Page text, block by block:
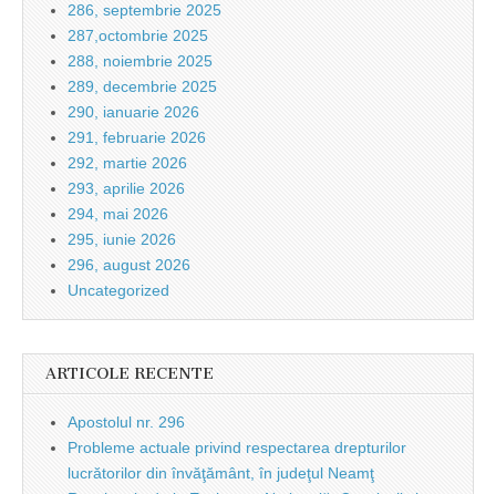
286, septembrie 2025
287,octombrie 2025
288, noiembrie 2025
289, decembrie 2025
290, ianuarie 2026
291, februarie 2026
292, martie 2026
293, aprilie 2026
294, mai 2026
295, iunie 2026
296, august 2026
Uncategorized
ARTICOLE RECENTE
Apostolul nr. 296
Probleme actuale privind respectarea drepturilor
lucrătorilor din învăţământ, în judeţul Neamţ